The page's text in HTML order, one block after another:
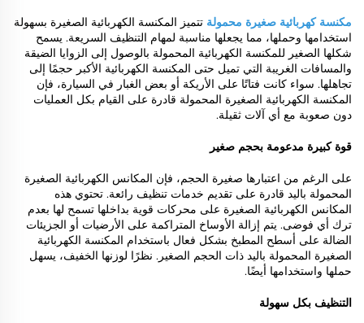
مكنسة كهربائية صغيرة محمولة تتميز المكنسة الكهربائية الصغيرة بسهولة
استخدامها وحملها، مما يجعلها مناسبة لمهام التنظيف السريعة. يسمح
شكلها الصغير للمكنسة الكهربائية المحمولة بالوصول إلى الزوايا الضيقة
والمسافات الغريبة التي تميل حتى المكنسة الكهربائية الأكبر حجمًا إلى
تجاهلها. سواء كانت فتاتًا على الأريكة أو بعض الغبار في السيارة، فإن
المكنسة الكهربائية الصغيرة المحمولة قادرة على القيام بكل العمليات
دون صعوبة مع أي آلات ثقيلة.
قوة كبيرة مدعومة بحجم صغير
على الرغم من اعتبارها صغيرة الحجم، فإن المكانس الكهربائية الصغيرة
المحمولة باليد قادرة على تقديم خدمات تنظيف رائعة. تحتوي هذه
المكانس الكهربائية الصغيرة على محركات قوية بداخلها تسمح لها بعدم
ترك أي فوضى. يتم إزالة الأوساخ المتراكمة على الأرضيات أو الجزيئات
الضالة على أسطح المطبخ بشكل فعال باستخدام المكنسة الكهربائية
الصغيرة المحمولة باليد ذات الحجم الصغير. نظرًا لوزنها الخفيف، يسهل
حملها واستخدامها أيضًا.
التنظيف بكل سهولة